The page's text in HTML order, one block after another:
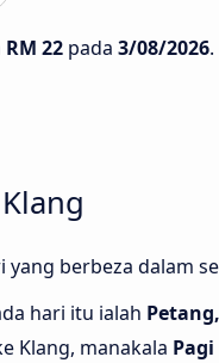
RM 22 pada 3/08/2026
yang berbeza dalam
hari itu ialah Petang,
Klang, manakala Pagi